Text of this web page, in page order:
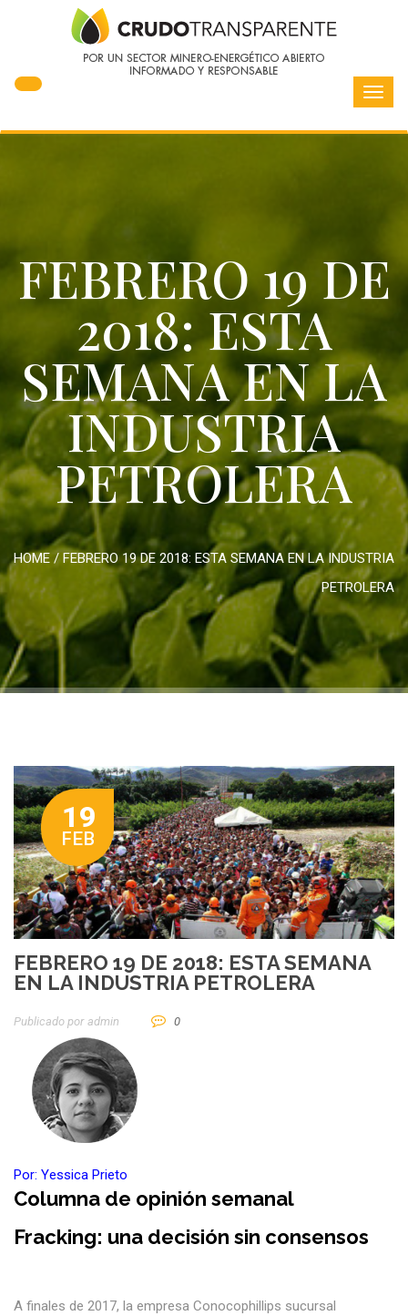
FEBRERO 19 DE
2018: ESTA
SEMANA EN LA
INDUSTRIA
PETROLERA
HOME/ FEBRERO 19 DE 2018: ESTA SEMANA EN LA INDUSTRIA
PETROLERA
19
FEB
FEBRERO 19 DE 2018: ESTA SEMANA
EN LA INDUSTRIA PETROLERA
Publicado por Admin 0
Por: Yessica Prieto
Columna de opinión semanal
Fracking: una decisión sin consensos
A finales de 2017, la empresa Conocophillips sucursal